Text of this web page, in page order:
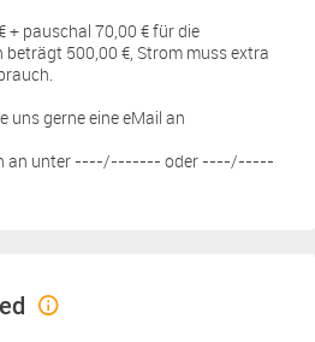
+ pauschal 70,00 € für die
beträgt 500,00 €, Strom muss extra
uns gerne eine eMail an
an unter ----/------- oder ----/-----